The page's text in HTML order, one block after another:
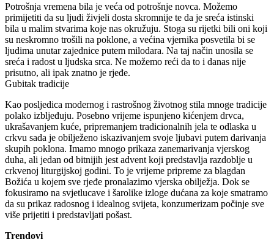
Potrošnja vremena bila je veća od potrošnje novca. Možemo
primijetiti da su ljudi živjeli dosta skromnije te da je sreća istinski
bila u malim stvarima koje nas okružuju. Stoga su rijetki bili oni koji
su neskromno trošili na poklone, a većina vjernika posvetila bi se
ljudima unutar zajednice putem milodara. Na taj način unosila se
sreća i radost u ljudska srca. Ne možemo reći da to i danas nije
prisutno, ali ipak znatno je rjeđe.
Gubitak tradicije
Kao posljedica modernog i rastrošnog životnog stila mnoge tradicije
polako izbljeđuju. Posebno vrijeme ispunjeno kićenjem drvca,
ukrašavanjem kuće, pripremanjem tradicionalnih jela te odlaska u
crkvu sada je obilježeno iskazivanjem svoje ljubavi putem darivanja
skupih poklona. Imamo mnogo prikaza zanemarivanja vjerskog
duha, ali jedan od bitnijih jest advent koji predstavlja razdoblje u
crkvenoj liturgijskoj godini. To je vrijeme pripreme za blagdan
Božića u kojem sve rjeđe pronalazimo vjerska obilježja. Dok se
fokusiramo na svjetlucave i šarolike izloge dućana za koje smatramo
da su prikaz radosnog i idealnog svijeta, konzumerizam počinje sve
više prijetiti i predstavljati pošast.
Trendovi